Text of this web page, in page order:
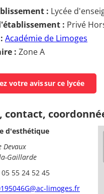
: Lycée
: Privé
Académie de Limoges
: Zone A
votre avissur ce lycée
contact,
d'esthétique
Devaux
Gaillarde
05 55 24 52 45
limoges.fr